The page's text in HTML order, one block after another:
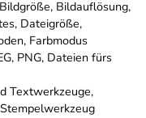
Bildauflösung,
Dateigröße,
Farbmodus
PNG, Dateien fürs
Textwerkzeuge,